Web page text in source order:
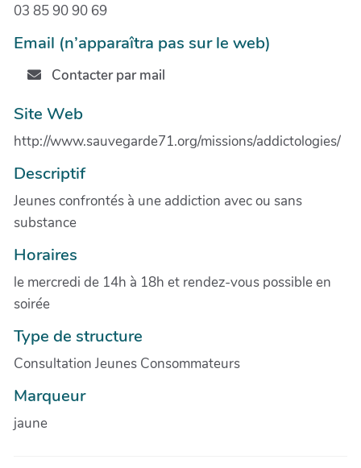
03 85 90 90 69
Email (n’apparaîtra pas sur le web)
Contacter par mail
Site Web
http://www.sauvegarde71.org/missions/addictologies/
Descriptif
Jeunes confrontés à une addiction avec ou sans
substance
Horaires
le mercredi de 14h à 18h et rendez-vous possible en
soirée
Type de structure
Consultation Jeunes Consommateurs
Marqueur
jaune